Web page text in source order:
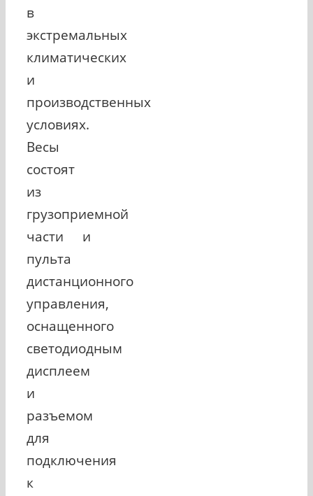
в
экстремальных
климатических
и
производственных
условиях.
Весы
состоят
из
грузоприемной
части и
пульта
дистанционного
управления,
оснащенного
светодиодным
дисплеем
и
разъемом
для
подключения
к